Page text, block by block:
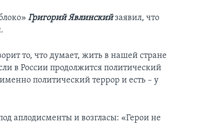
Григорий Явлинскийзаявил, что
то, что думает, жить в нашей стране
в России продолжится политический
политический террор и есть – у
аплодисменты и возгласы: «Герои не